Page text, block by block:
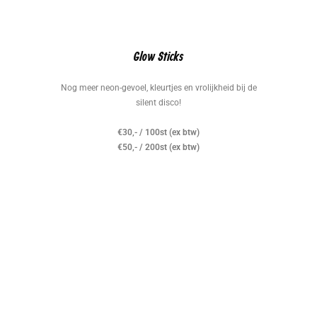
Glow Sticks
Nog meer neon-gevoel, kleurtjes en vrolijkheid bij de
silent disco!
€30,- / 100st (ex btw)
€50,- / 200st (ex btw)